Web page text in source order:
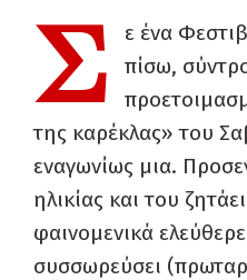
Σ
ε ένα
πίσω,
της καρέκλας» του
εναγωνίως μια.
ηλικίας και του
φαινομενικά
συσσωρεύσει